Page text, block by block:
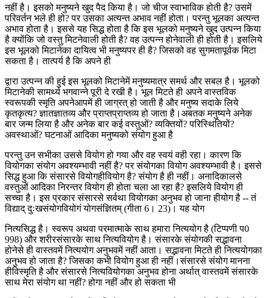
नहीं है। इसको मनुष्यने खुद पैद किया है। जो चीज स्वाभाविक होती है? उसमें
परिवर्तन भले ही हो? पर उसका अत्यन्त अभाव नहीं होता। परन्तु भूलका अत्यन्त
अभाव होता है। इससे यह सिद्ध होता है कि इस भूलको मनुष्यने खुद उत्पन्न किया
है क्योंकि जो वस्तु मिटनेवाली होती है? वह उत्पन्न होनेवाली ही होती है। इसलिये
इस भूलको मिटानेका दायित्व भी मनुष्यपर ही है? जिसको वह सुगमतापूर्वक मिटा
सकता है। तात्पर्य है कि अपने ही
द्वारा उत्पन्न की हुई इस भूलको मिटानेमें मनुष्यमात्र समर्थ और सबल है। भूलको
मिटानेकी सामर्थ्य भगवान्ने पूरी दे रखी है। भूल मिटते ही अपने वास्तविक
स्वरूपकी स्मृति अपनेआपमें ही जाग्रत् हो जाती है और मनुष्य सदाके लिये
कृतकृत्य? ज्ञातज्ञातव्य और प्राप्तप्राप्तव्य हो जाता है।अबतक मनुष्यने अनेक
बार जन्म लिया है और अनेक बार कई वस्तुओं? व्यक्तियों? परिस्थितियों?
अवस्थाओं? घटनाओं आदिका मनुष्यको संयोग हुआ है
परन्तु उन सभीका उससे वियोग हो गया और वह स्वयं वही रहा। कारण कि
वियोगका संयोग अवश्यम्भावी नहीं है? पर संयोगका वियोग अवश्यम्भावी है। इससे
सिद्ध हुआ कि संसारसे वियोगहीवियोग है? संयोग है ही नहीं। अनादिकालसे
वस्तुओं आदिका निरन्तर वियोग ही होता चला आ रहा है? इसलिये वियोग ही
सच्चा है। इस प्रकार संसारसे सर्वथा वियोगका अनुभव हो जाना हीयोग है -- तं
विद्याद् दुःखसंयोगवियोगं योगसंज्ञितम् (गीता 6। 23)। यह योग
नित्यसिद्ध है। स्वरूप अथवा परमात्माके साथ हमारा नित्ययोग है (टिप्पणी प0
998) और शरीरसंसारके साथ नित्यवियोग है। संसारके संयोगकी सद्भावना
होनेसे ही वास्तवमें नित्ययोग अनुभवमें नहीं आता। सद्भावना मिटते ही नित्ययोगका
अनुभव हो जाता है? जिसका कभी वियोग हुआ ही नहीं।संसारसे संयोग मानना
हीविस्मृति है और संसारसे नित्यवियोगका अनुभव होना अर्थात् वास्तवमें संसारके
साथ मेरा संयोग था नहीं? होगा नहीं और हो सकता भी